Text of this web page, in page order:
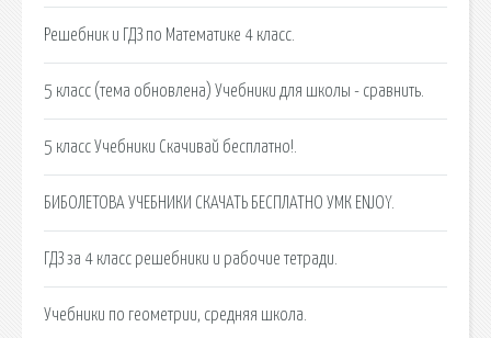
Решебник и ГДЗ по Математике 4 класс.
5 класс (тема обновлена) Учебники для школы - сравнить.
5 класс Учебники Cкачивай бесплатно!.
БИБОЛЕТОВА УЧЕБНИКИ СКАЧАТЬ БЕСПЛАТНО УМК ENJOY.
ГДЗ за 4 класс решебники и рабочие тетради.
Учебники по геометрии, средняя школа.